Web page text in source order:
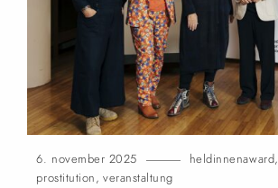
6. november 2025 heldinnenaward,
prostitution,veranstaltung